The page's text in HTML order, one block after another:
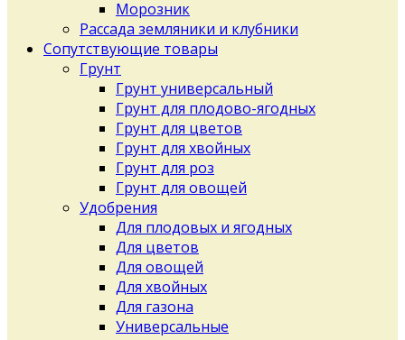
Морозник
Рассада земляники и клубники
Сопутствующие товары
Грунт
Грунт универсальный
Грунт для плодово-ягодных
Грунт для цветов
Грунт для хвойных
Грунт для роз
Грунт для овощей
Удобрения
Для плодовых и ягодных
Для цветов
Для овощей
Для хвойных
Для газона
Универсальные